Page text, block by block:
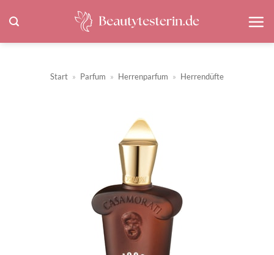
Inhalt
springen
Start » Parfum » Herrenparfum » Herrendüfte